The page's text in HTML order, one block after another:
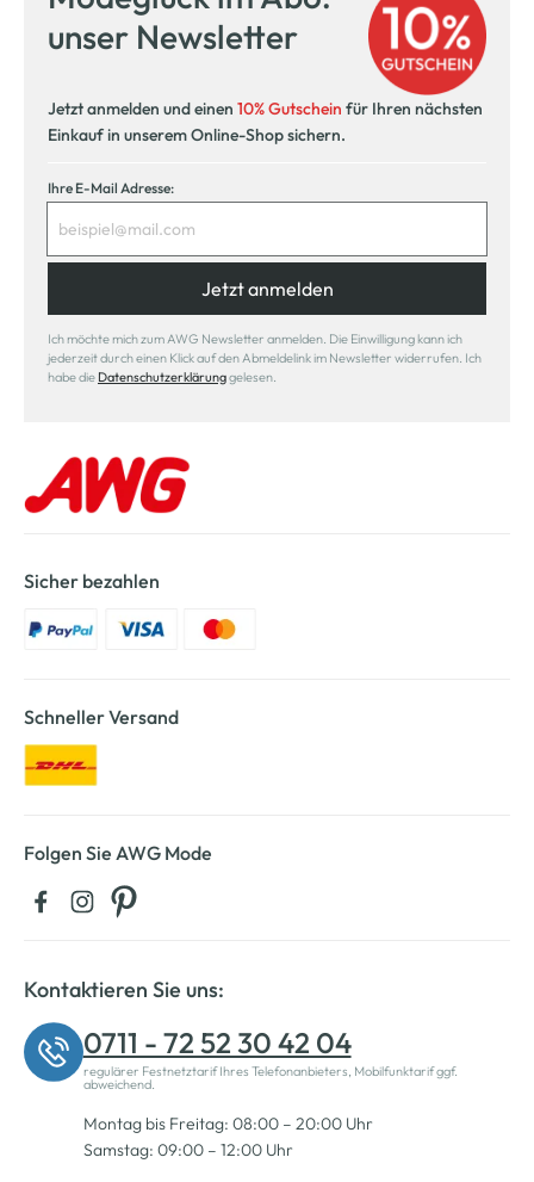
unser Newsletter
Jetzt anmelden und einen 10% Gutschein für Ihren nächsten
Einkauf in unserem Online-Shop sichern.
Ihre E-Mail Adresse:
Jetzt anmelden
Ich möchte mich zum AWG Newsletter anmelden. Die Einwilligung kann ich
jederzeit durch einen Klick auf den Abmeldelink im Newsletter widerrufen. Ich
habe die Datenschutzerklärunggelesen.
Sicher bezahlen
Schneller Versand
Folgen Sie AWG Mode
Kontaktieren Sie uns:
0711 - 72 52 30 42 04
regulärer Festnetztarif Ihres Telefonanbieters, Mobilfunktarif ggf.
abweichend.
Montag bis Freitag: 08:00 – 20:00 Uhr
Samstag: 09:00 – 12:00 Uhr